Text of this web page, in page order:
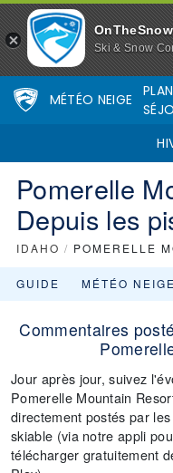
Ski & Snow
MÉTÉO NEIGE
Pomerelle
Depuis les
IDAHO / POMERELLE
GUIDE MÉTÉO NEIGE
Commentaires
Jour après jour, suivez
Pomerelle Mountain
directement postés par
skiable (via notre appli
télécharger gratuitement